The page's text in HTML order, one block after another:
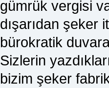
gümrük vergisi
dışarıdan şeker
bürokratik
Sizlerin
bizim şeker